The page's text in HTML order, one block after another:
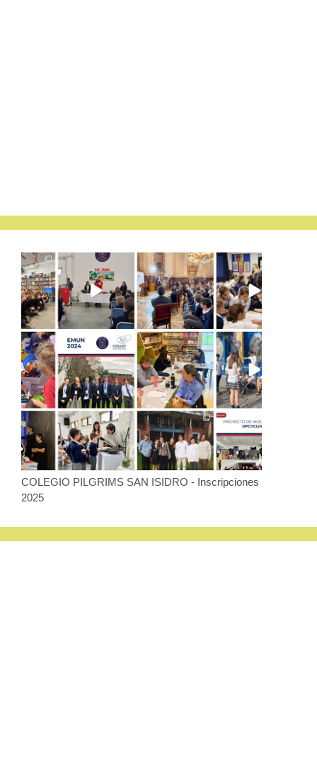
COLEGIO PILGRIMS SAN ISIDRO - Inscripciones
2025